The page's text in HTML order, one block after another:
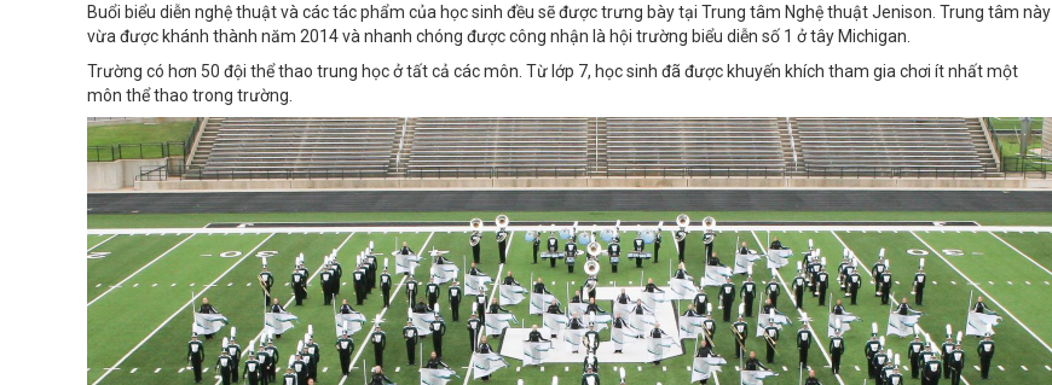
Buổi biểu diễn nghệ thuật và các tác phẩm của học sinh đều sẽ được trưng bày tại Trung tâm Nghệ thuật Jenison. Trung tâm này
vừa được khánh thành năm 2014 và nhanh chóng được công nhận là hội trường biểu diễn số 1 ở tây Michigan.
Trường có hơn 50 đội thể thao trung học ở tất cả các môn. Từ lớp 7, học sinh đã được khuyến khích tham gia chơi ít nhất một
môn thể thao trong trường.